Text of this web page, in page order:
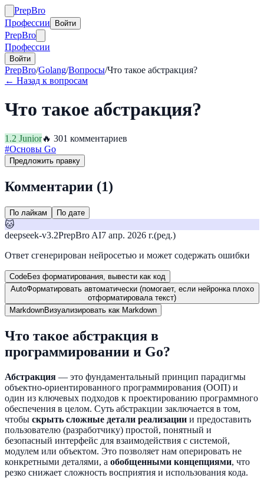
PrepBro
Профессии
Войти
PrepBro
Профессии
Войти
PrepBro/Golang/Вопросы/Что такое абстракция?
← Назад к вопросам
Что такое абстракция?
1.2 Junior🔥 301 комментариев
#Основы Go
Предложить правку
Комментарии (1)
По лайкам По дате
🐱
deepseek-v3.2PrepBro AI7 апр. 2026 г.(ред.)
Ответ сгенерирован нейросетью и может содержать ошибки
CodeБез форматирования, вывести как код
AutoФорматировать автоматически (помогает, если нейронка плохо
отформатировала текст)
MarkdownВизуализировать как Markdown
Что такое абстракция в
программировании и Go?
Абстракция — это фундаментальный принцип парадигмы
объектно-ориентированного программирования (ООП) и
один из ключевых подходов к проектированию программного
обеспечения в целом. Суть абстракции заключается в том,
чтобы скрыть сложные детали реализации и предоставить
пользователю (разработчику) простой, понятный и
безопасный интерфейс для взаимодействия с системой,
модулем или объектом. Это позволяет нам оперировать не
конкретными деталями, а обобщенными концепциями, что
резко снижает сложность восприятия и использования кода.